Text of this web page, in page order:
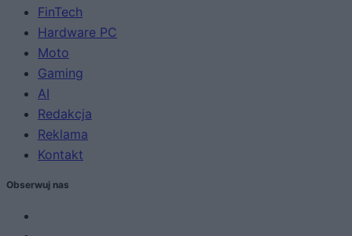
FinTech
Hardware PC
Moto
Gaming
AI
Redakcja
Reklama
Kontakt
Obserwuj nas